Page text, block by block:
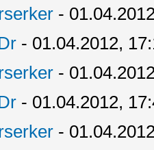
-
- 01.04.2012,
-
- 01.04.2012,
-